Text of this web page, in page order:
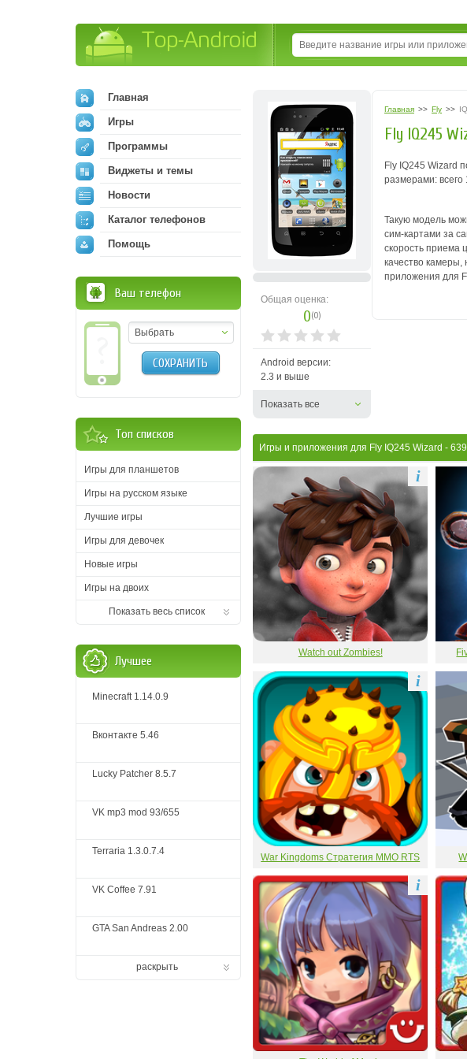
Общая оценка:
0(0)
Android версии:
2.3 и выше
Показать все
Главная >> Fly >>
Fly IQ245
Fly IQ245 Wizard
размерами:
Такую модель
сим-картами за
скорость приема
качество
приложения для
Игры и приложения для Fly IQ245 Wizard -
Watch out Zombies!
i
War Kingdoms Стратегия MMO RTS
i
i
Главная
Игры
Программы
Виджеты и темы
Новости
Каталог телефонов
Помощь
Ваш телефон
Выбрать
СОХРАНИТЬ
Топ списков
Игры для планшетов
Игры на русском языке
Лучшие игры
Игры для девочек
Новые игры
Игры на двоих
Показать весь список
Лучшее
Minecraft 1.14.0.9
Вконтакте 5.46
Lucky Patcher 8.5.7
VK mp3 mod 93/655
Terraria 1.3.0.7.4
VK Coffee 7.91
GTA San Andreas 2.00
раскрыть